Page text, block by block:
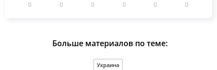
0 0 0 0 0 0
Больше материалов по теме:
Украина